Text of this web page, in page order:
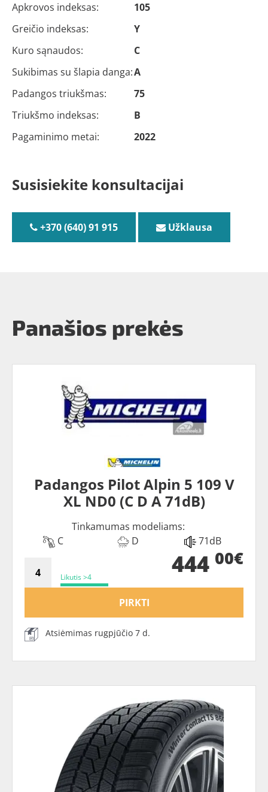
Apkrovos indeksas:
105
Greičio indeksas:
Y
Kuro sąnaudos:
C
Sukibimas su šlapia danga:A
Padangos triukšmas:
75
Triukšmo indeksas:
B
Pagaminimo metai:
2022
Susisiekite konsultacijai
+370 (640) 91 915 Užklausa
Panašios prekės
Padangos Pilot Alpin 5 109 V
XL ND0 (C D A 71dB)
Tinkamumas modeliams:
C
D 71dB
Likutis >4 444 00€
PIRKTI
Atsiėmimas rugpjūčio 7 d.